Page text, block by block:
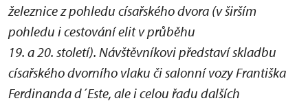
železnice z pohledu císařského dvora (v širším
pohledu i cestování elit v průběhu
19. a 20. století). Návštěvníkovi představí skladbu
císařského dvorního vlaku či salonní vozy Františka
Ferdinanda d´Este, ale i celou řadu dalších